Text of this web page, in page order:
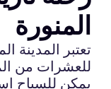
المنورة
تعتبر المدينة
للعشرات من
يمكن للسياح